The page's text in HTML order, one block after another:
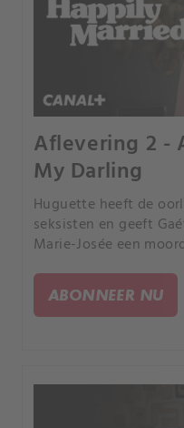
Aflevering 2 -
My Darling
Huguette heeft de
seksisten en geeft
Marie-Josée een
ABONNEER NU